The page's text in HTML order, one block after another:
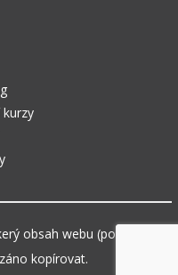
kurzy
obsah webu (pokud není
kopírovat.